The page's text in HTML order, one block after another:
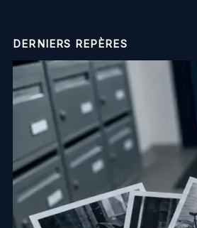
DERNIERS REPÈRES